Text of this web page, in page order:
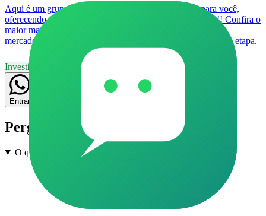
Aqui é um grupo de compras de produtos exclusivo para você,
oferecendo ofertas especiais para cada membro do grupo!! Confira o
maior material já vendido por todo país,e mais provado do
mercado!! Garantia de 7 dias ,e tem mais: explicação de cada etapa.
Investimentos
Entrar
Perguntas frequentes
O que são grupos de Investimentos no WhatsApp?